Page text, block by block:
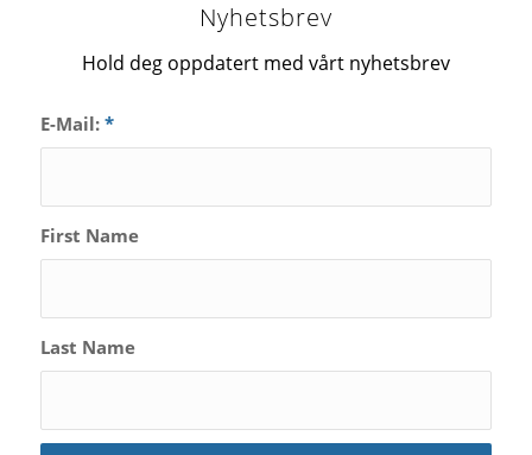
Nyhetsbrev
Hold deg oppdatert med vårt nyhetsbrev
E-Mail: *
First Name
Last Name